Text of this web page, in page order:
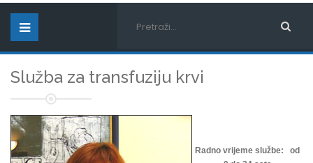
Služba za transfuziju krvi
Radno vrijeme službe: od